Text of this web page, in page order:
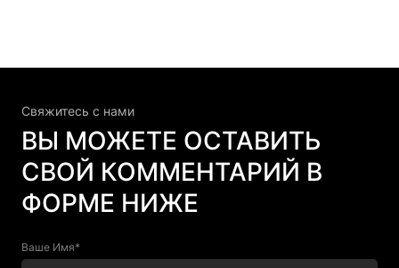
Свяжитесь c нами
ВЫ МОЖЕТЕ ОСТАВИТЬ
СВОЙ КОММЕНТАРИЙ В
ФОРМЕ НИЖЕ
Ваше Имя*